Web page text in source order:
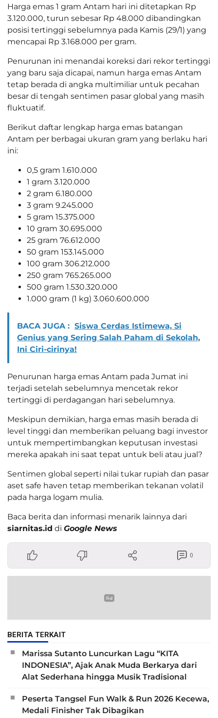
Harga emas 1 gram Antam hari ini ditetapkan Rp
3.120.000, turun sebesar Rp 48.000 dibandingkan
posisi tertinggi sebelumnya pada Kamis (29/1) yang
mencapai Rp 3.168.000 per gram.
Penurunan ini menandai koreksi dari rekor tertinggi
yang baru saja dicapai, namun harga emas Antam
tetap berada di angka multimiliar untuk pecahan
besar di tengah sentimen pasar global yang masih
fluktuatif.
Berikut daftar lengkap harga emas batangan
Antam per berbagai ukuran gram yang berlaku hari
ini:
0,5 gram 1.610.000
1 gram 3.120.000
2 gram 6.180.000
3 gram 9.245.000
5 gram 15.375.000
10 gram 30.695.000
25 gram 76.612.000
50 gram 153.145.000
100 gram 306.212.000
250 gram 765.265.000
500 gram 1.530.320.000
1.000 gram (1 kg) 3.060.600.000
BACA JUGA : Siswa Cerdas Istimewa, Si
Genius yang Sering Salah Paham di Sekolah,
Ini Ciri-cirinya!
Penurunan harga emas Antam pada Jumat ini
terjadi setelah sebelumnya mencetak rekor
tertinggi di perdagangan hari sebelumnya.
Meskipun demikian, harga emas masih berada di
level tinggi dan memberikan peluang bagi investor
untuk mempertimbangkan keputusan investasi
mereka apakah ini saat tepat untuk beli atau jual?
Sentimen global seperti nilai tukar rupiah dan pasar
aset safe haven tetap memberikan tekanan volatil
pada harga logam mulia.
Baca berita dan informasi menarik lainnya dari
siarnitas.id di Google News
0
BERITA TERKAIT
Marissa Sutanto Luncurkan Lagu “KITA
INDONESIA”, Ajak Anak Muda Berkarya dari
Alat Sederhana hingga Musik Tradisional
Peserta Tangsel Fun Walk & Run 2026 Kecewa,
Medali Finisher Tak Dibagikan